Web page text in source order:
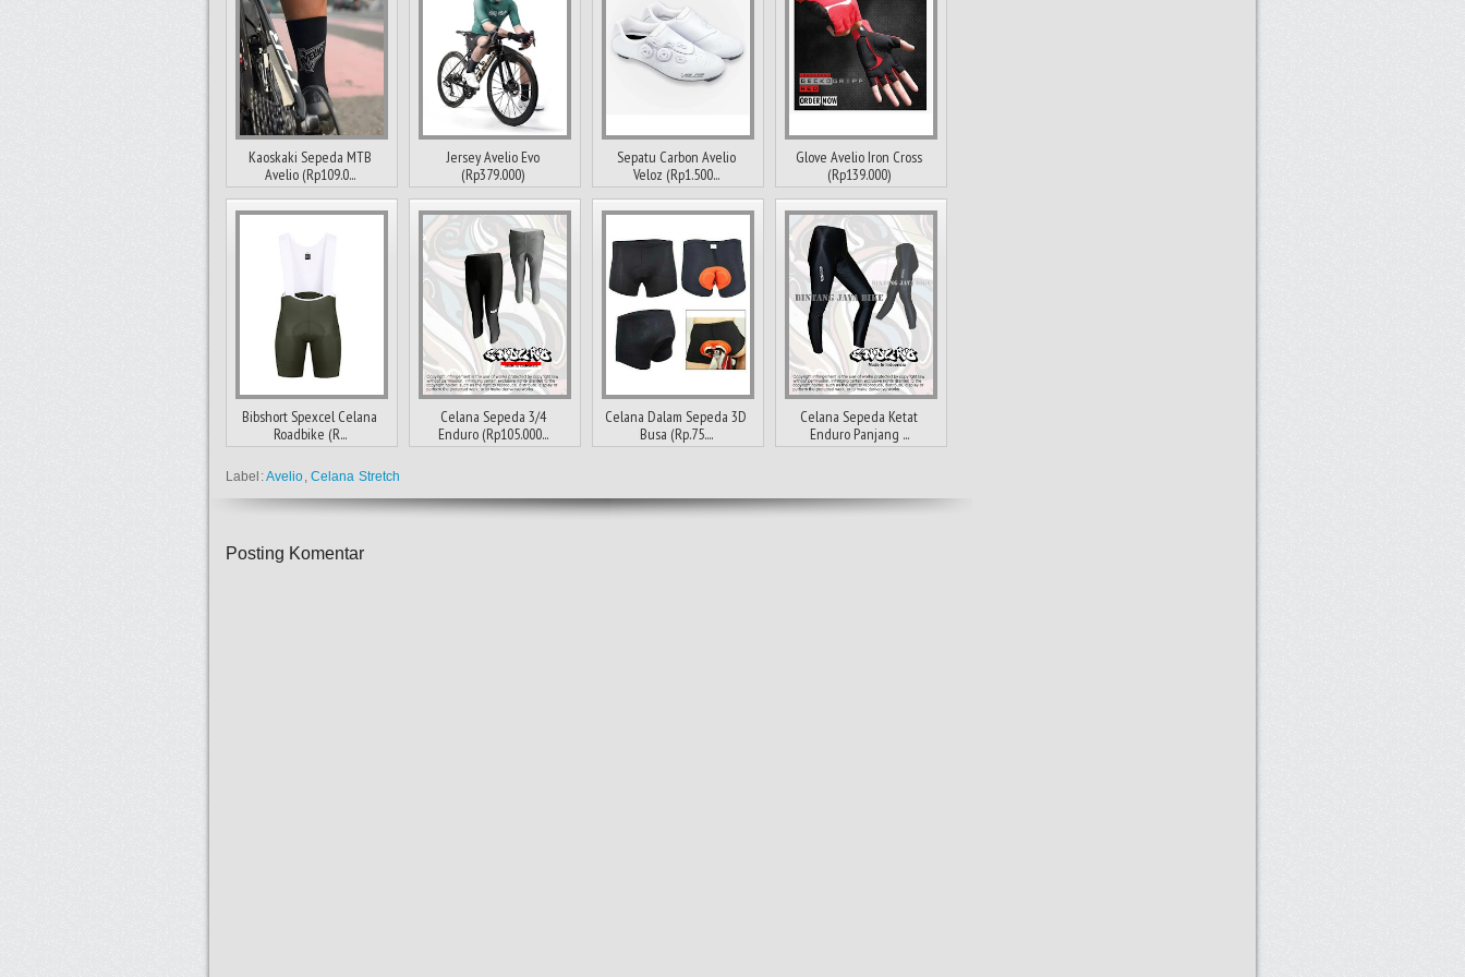
Kaoskaki Sepeda MTB
Avelio (Rp109.0...
Jersey Avelio Evo
(Rp379.000)
Sepatu Carbon Avelio
Veloz (Rp1.500...
Glove Avelio Iron Cross
(Rp139.000)
Bibshort Spexcel Celana
Roadbike (R...
Celana Sepeda 3/4
Enduro (Rp105.000...
Celana Dalam Sepeda 3D
Busa (Rp.75....
Celana Sepeda Ketat
Enduro Panjang ...
Label:Avelio, Celana Stretch
Posting Komentar